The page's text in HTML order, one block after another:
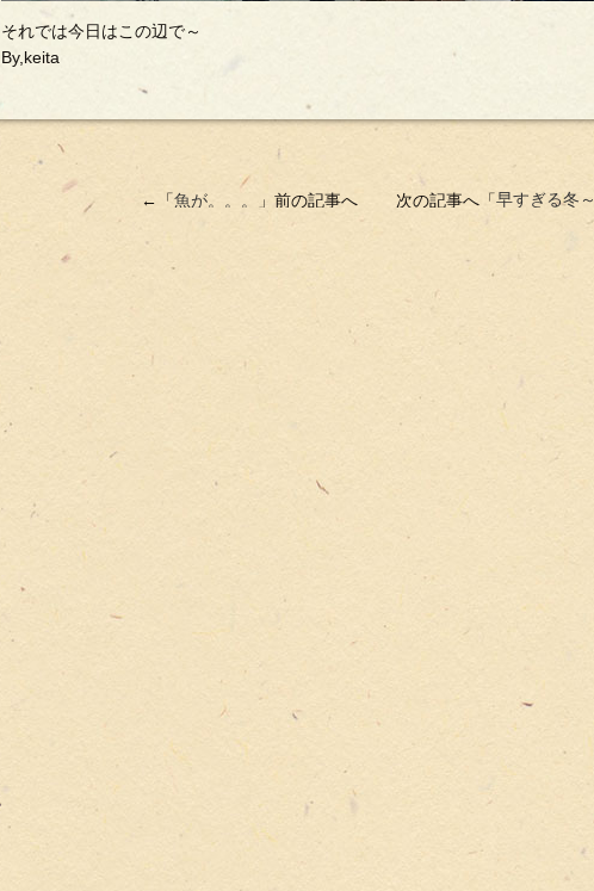
それでは今日はこの辺で～
By,keita
←「魚が。。。 」前の記事へ 次の記事へ「早すぎる冬～